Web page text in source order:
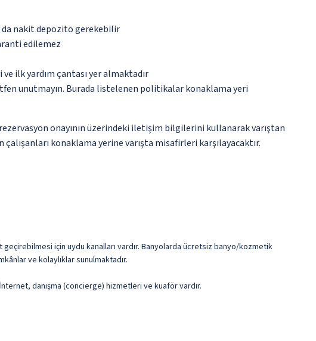
da nakit depozito gerekebilir
edilemez
ilk yardım çantası yer almaktadır
unutmayın. Burada listelenen politikalar konaklama yeri
onayının üzerindeki iletişim bilgilerini kullanarak varıştan
konaklama yerine varışta misafirleri karşılayacaktır.
için uydu kanalları vardır. Banyolarda ücretsiz banyo/kozmetik
ve kolaylıklar sunulmaktadır.
danışma (concierge) hizmetleri ve kuaför vardır.